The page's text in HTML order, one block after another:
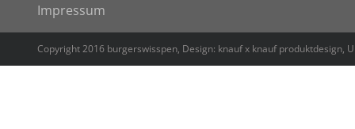
Impressum
Copyright 2016 burgerswisspen, Design: knauf x knauf produktdesign,